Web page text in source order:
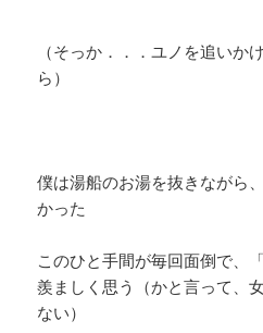
（そっか．．．ユノを追いか
ら）
僕は湯船のお湯を抜きながら
かった
このひと手間が毎回面倒で、
羨ましく思う（かと言って、
ない）